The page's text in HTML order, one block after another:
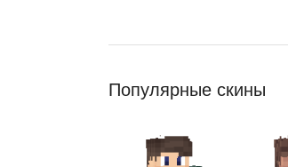
Популярные скины